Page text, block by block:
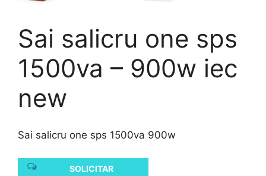
Sai salicru one sps
1500va – 900w iec
new
Sai salicru one sps 1500va 900w
SOLICITAR